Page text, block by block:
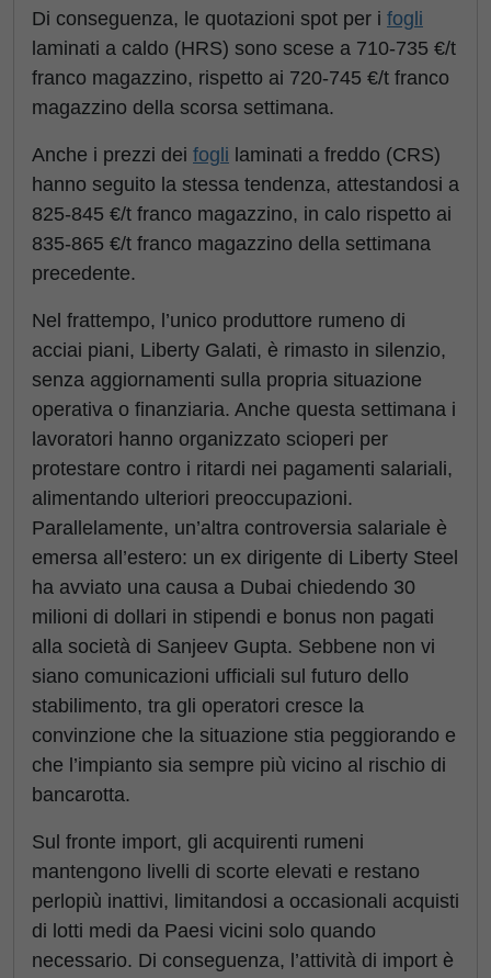
Di conseguenza, le quotazioni spot per i fogli
laminati a caldo (HRS) sono scese a 710-735 €/t
franco magazzino, rispetto ai 720-745 €/t franco
magazzino della scorsa settimana.
Anche i prezzi dei fogli laminati a freddo (CRS)
hanno seguito la stessa tendenza, attestandosi a
825-845 €/t franco magazzino, in calo rispetto ai
835-865 €/t franco magazzino della settimana
precedente.
Nel frattempo, l’unico produttore rumeno di
acciai piani, Liberty Galati, è rimasto in silenzio,
senza aggiornamenti sulla propria situazione
operativa o finanziaria. Anche questa settimana i
lavoratori hanno organizzato scioperi per
protestare contro i ritardi nei pagamenti salariali,
alimentando ulteriori preoccupazioni.
Parallelamente, un’altra controversia salariale è
emersa all’estero: un ex dirigente di Liberty Steel
ha avviato una causa a Dubai chiedendo 30
milioni di dollari in stipendi e bonus non pagati
alla società di Sanjeev Gupta. Sebbene non vi
siano comunicazioni ufficiali sul futuro dello
stabilimento, tra gli operatori cresce la
convinzione che la situazione stia peggiorando e
che l’impianto sia sempre più vicino al rischio di
bancarotta.
Sul fronte import, gli acquirenti rumeni
mantengono livelli di scorte elevati e restano
perlopiù inattivi, limitandosi a occasionali acquisti
di lotti medi da Paesi vicini solo quando
necessario. Di conseguenza, l’attività di import è